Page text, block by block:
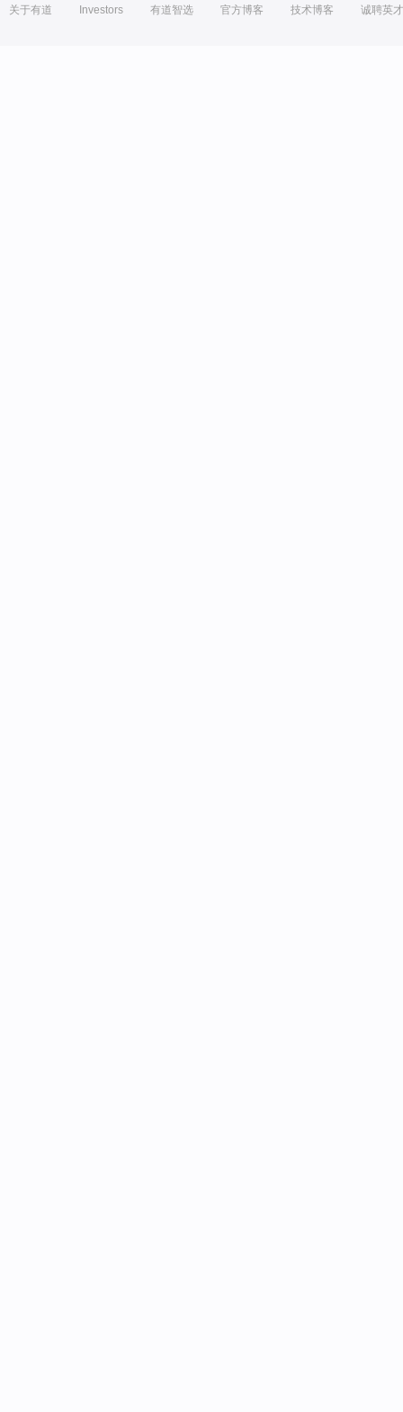
关于有道 Investors 有道智选 官方博客 技术博客 诚聘英才